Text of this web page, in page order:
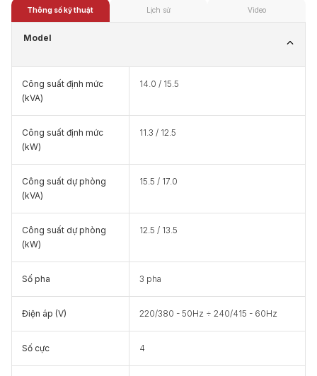
Thông số kỹ thuật Lịch sử Video
Model
Công suất định mức
(kVA)
14.0 / 15.5
Công suất định mức
(kW)
11.3 / 12.5
Công suất dự phòng
(kVA)
15.5 / 17.0
Công suất dự phòng
(kW)
12.5 / 13.5
Số pha 3 pha
Điện áp (V) 220/380 - 50Hz ÷ 240/415 - 60Hz
Số cực 4